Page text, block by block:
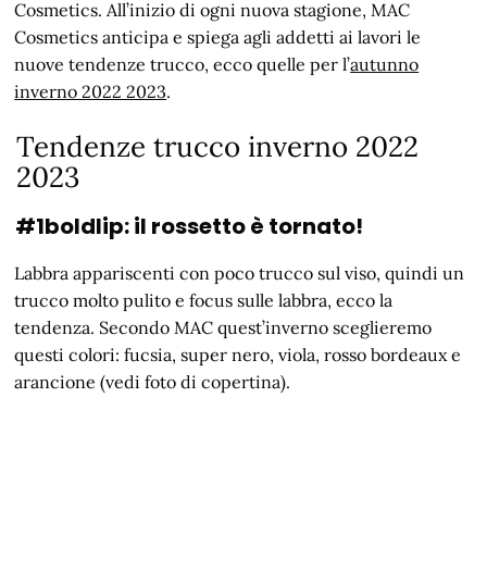
Cosmetics. All’inizio di ogni nuova stagione, MAC
Cosmetics anticipa e spiega agli addetti ai lavori le
nuove tendenze trucco, ecco quelle per l’autunno
inverno 2022 2023.
Tendenze trucco inverno 2022
2023
#1boldlip: il rossetto è tornato!
Labbra appariscenti con poco trucco sul viso, quindi un
trucco molto pulito e focus sulle labbra, ecco la
tendenza. Secondo MAC quest’inverno sceglieremo
questi colori: fucsia, super nero, viola, rosso bordeaux e
arancione (vedi foto di copertina).